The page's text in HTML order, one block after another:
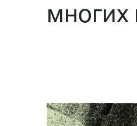
многих